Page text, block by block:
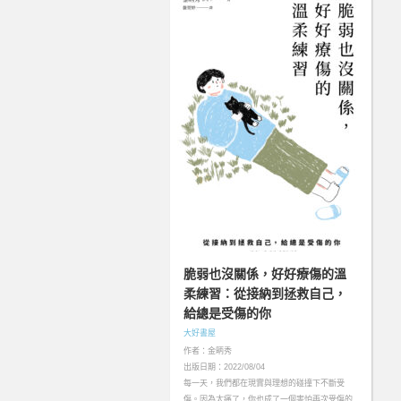
脆弱也沒關係，好好療傷的溫
柔練習：從接納到拯救自己，
給總是受傷的你
大好書屋
作者：金昞秀
出版日期：2022/08/04
每一天，我們都在現實與理想的碰撞下不斷受
傷。因為太痛了，你也成了一個害怕再次受傷的